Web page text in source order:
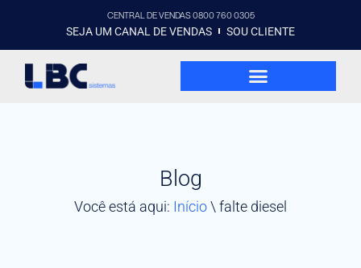
CENTRAL DE VENDAS 0800 760 0305
SEJA UM CANAL DE VENDAS SOU CLIENTE
Blog
Você está aqui: Início\ falte diesel